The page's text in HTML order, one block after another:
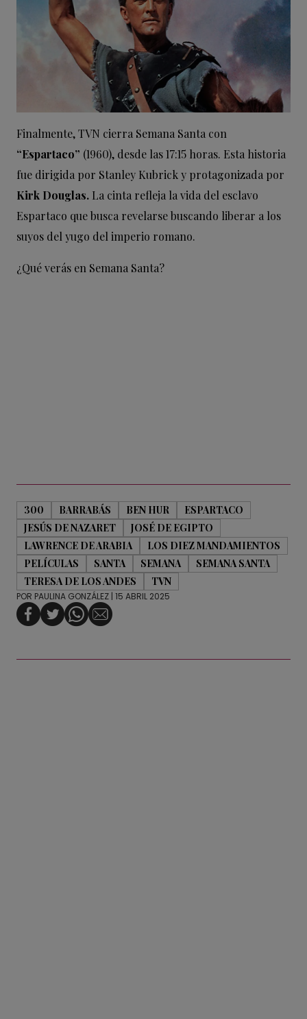
Finalmente, TVN cierra Semana Santa con
“Espartaco” (1960), desde las 17:15 horas. Esta historia
fue dirigida por Stanley Kubrick y protagonizada por
Kirk Douglas. La cinta refleja la vida del esclavo
Espartaco que busca revelarse buscando liberar a los
suyos del yugo del imperio romano.
¿Qué verás en Semana Santa?
300 BARRABÁS BEN HUR
ESPARTACO
JESÚS DE NAZARET
JOSÉ DE EGIPTO
LAWRENCE DE ARABIA
LOS DIEZ MANDAMIENTOS
PELÍCULAS
SANTA SEMANA
SEMANA SANTA
TERESA DE LOS ANDES
TVN
POR PAULINA GONZÁLEZ | 15 ABRIL 2025